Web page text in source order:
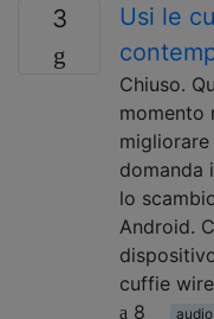
3
Usi le
Chiuso.
momento
domanda
lo
Android.
cuffie
8
audio